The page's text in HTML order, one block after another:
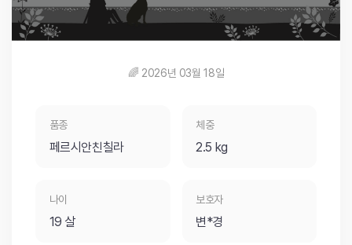
🌈 2026년 03월 18일
품종
페르시안친칠라
체중
2.5 kg
나이
19 살
보호자
변*경